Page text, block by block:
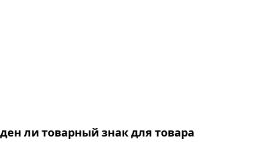
ли товарный знак для товара